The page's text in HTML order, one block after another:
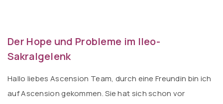
Der Hope und Probleme im Ileo-
Sakralgelenk
Hallo liebes Ascension Team, durch eine Freundin bin ich
auf Ascension gekommen. Sie hat sich schon vor